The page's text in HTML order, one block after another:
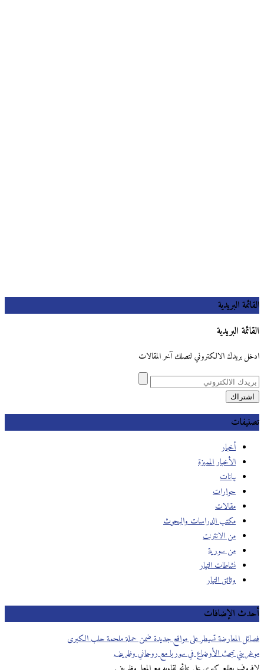
القائمة البريدية
القائمة البريدية
ادخل بريدك الالكتروني لتصلك آخر المقالات
تصنيفات
أخبار
الأخبار المميزة
بيانات
حوارات
مقالات
مكتب الدراسات والبحوث
من الانترنت
من سورية
نشاطات التيار
وثائق التيار
أحدث الإضافات
فصائل المعارضة تسيطر على مواقع جديدة ضمن حملة ملحمة حلب الكبرى
موغريني تبحث اﻷوضاع في سوريا مع روحاني وظريف